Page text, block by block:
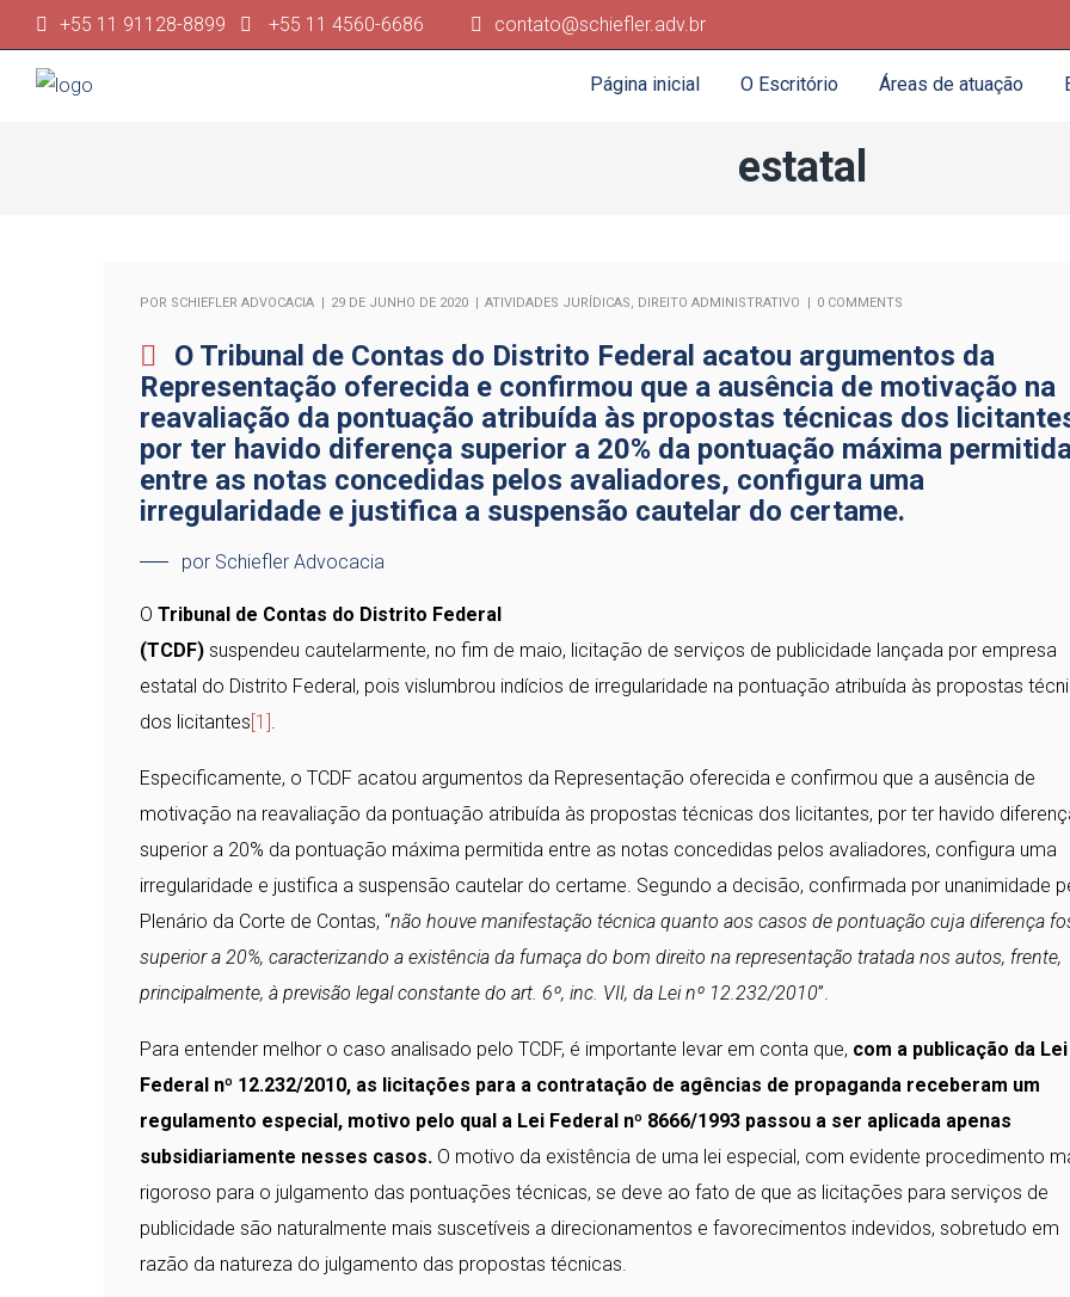
+55 11 91128-8899 +55 11 4560-6686 contato@schiefler.adv.br
Página inicial O Escritório Áreas de atuação
estatal
POR SCHIEFLER ADVOCACIA 29 DE JUNHO DE 2020 ATIVIDADES JURÍDICAS, DIREITO ADMINISTRATIVO 0 COMMENTS
O Tribunal de Contas do Distrito Federal acatou argumentos da
Representação oferecida e confirmou que a ausência de motivação na
reavaliação da pontuação atribuída às propostas técnicas dos
por ter havido diferença superior a 20% da pontuação máxima
entre as notas concedidas pelos avaliadores, configura uma
irregularidade e justifica a suspensão cautelar do certame.
por Schiefler Advocacia
O Tribunal de Contas do Distrito Federal
(TCDF) suspendeu cautelarmente, no fim de maio, licitação de serviços de publicidade lançada por empresa
estatal do Distrito Federal, pois vislumbrou indícios de irregularidade na pontuação atribuída às propostas
dos licitantes[1].
Especificamente, o TCDF acatou argumentos da Representação oferecida e confirmou que a ausência de
motivação na reavaliação da pontuação atribuída às propostas técnicas dos licitantes, por ter havido
superior a 20% da pontuação máxima permitida entre as notas concedidas pelos avaliadores, configura uma
irregularidade e justifica a suspensão cautelar do certame. Segundo a decisão, confirmada por unanimidade
Plenário da Corte de Contas, “não houve manifestação técnica quanto aos casos de pontuação cuja diferença
superior a 20%, caracterizando a existência da fumaça do bom direito na representação tratada nos autos, frente,
principalmente, à previsão legal constante do art. 6º, inc. VII, da Lei nº 12.232/2010”.
Para entender melhor o caso analisado pelo TCDF, é importante levar em conta que, com a publicação da Lei
Federal nº 12.232/2010, as licitações para a contratação de agências de propaganda receberam um
regulamento especial, motivo pelo qual a Lei Federal nº 8666/1993 passou a ser aplicada apenas
subsidiariamente nesses casos. O motivo da existência de uma lei especial, com evidente procedimento
rigoroso para o julgamento das pontuações técnicas, se deve ao fato de que as licitações para serviços de
publicidade são naturalmente mais suscetíveis a direcionamentos e favorecimentos indevidos, sobretudo em
razão da natureza do julgamento das propostas técnicas.